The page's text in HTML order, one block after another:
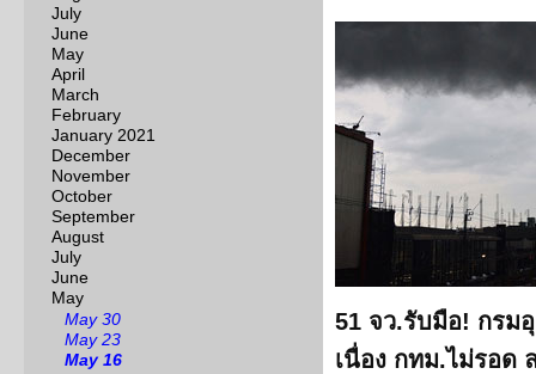
July
June
May
April
March
February
January 2021
December
November
October
September
August
July
June
May
May 30
May 23
May 16
51 จว.รับมือ! กรม
เนื่อง กทม.ไม่รอด